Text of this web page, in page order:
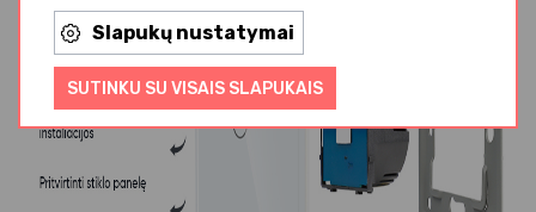
Slapukų nustatymai
SUTINKU SU VISAIS SLAPUKAIS